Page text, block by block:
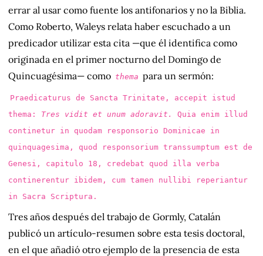
errar al usar como fuente los antifonarios y no la Biblia.
Como Roberto, Waleys relata haber escuchado a un
predicador utilizar esta cita —que él identifica como
originada en el primer nocturno del Domingo de
Quincuagésima— como thema para un sermón:
Praedicaturus de Sancta Trinitate, accepit istud
thema: Tres vidit et unum adoravit. Quia enim illud
continetur in quodam responsorio Dominicae in
quinquagesima, quod responsorium transsumptum est de
Genesi, capitulo 18, credebat quod illa verba
continerentur ibidem, cum tamen nullibi reperiantur
in Sacra Scriptura.
Tres años después del trabajo de Gormly, Catalán
publicó un artículo-resumen sobre esta tesis doctoral,
en el que añadió otro ejemplo de la presencia de esta